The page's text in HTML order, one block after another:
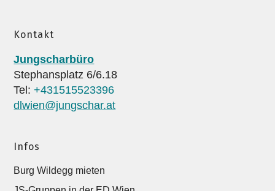
Kontakt
Jungscharbüro
Stephansplatz 6/6.18
Tel:+431515523396
dlwien@jungschar.at
Infos
Burg Wildegg mieten